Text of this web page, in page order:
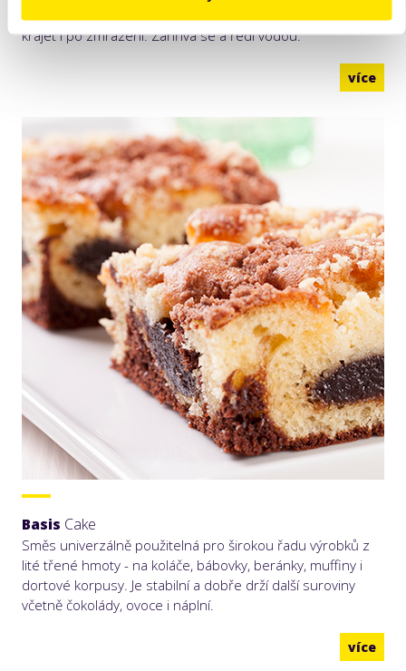
vysychání, nezanechává lepivý povrch. Rychle tuhne, dá se
krájet i po zmrazení. Zahřívá se a ředí vodou.
více
Basis Cake
Směs univerzálně použitelná pro širokou řadu výrobků z
lité třené hmoty - na koláče, bábovky, beránky, muffiny i
dortové korpusy. Je stabilní a dobře drží další suroviny
včetně čokolády, ovoce i náplní.
více